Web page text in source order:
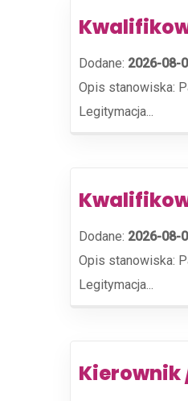
Dodane: 2026-08-
Opis stanowiska:
Legitymacja...
Dodane: 2026-08-
Opis stanowiska:
Legitymacja...
Kierownik